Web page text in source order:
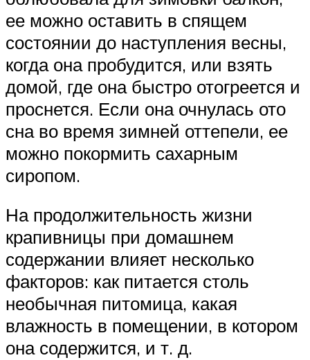
ее можно оставить в спящем
состоянии до наступления весны,
когда она пробудится, или взять
домой, где она быстро отогреется и
проснется. Если она очнулась ото
сна во время зимней оттепели, ее
можно покормить сахарным
сиропом.
На продолжительность жизни
крапивницы при домашнем
содержании влияет несколько
факторов: как питается столь
необычная питомица, какая
влажность в помещении, в котором
она содержится, и т. д.